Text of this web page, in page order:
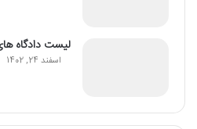
لیست دادگاه های
اسفند 24, 1402